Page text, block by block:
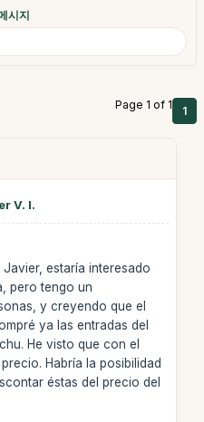
시지
Page 1 of 1 1
V. I.
estaría interesado
pero tengo un
y creyendo que el
ya las entradas del
He visto que con el
Habría la posibilidad
éstas del precio del